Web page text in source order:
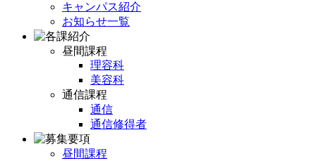
キャンパス紹介
お知らせ一覧
昼間課程
理容科
美容科
通信課程
通信
通信修得者
昼間課程